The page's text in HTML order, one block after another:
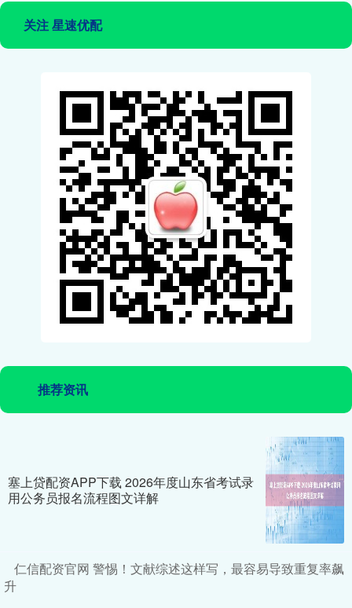
关注 星速优配
推荐资讯
塞上贷配资APP下载 2026年度山东省考试录
用公务员报名流程图文详解
仁信配资官网 警惕！文献综述这样写，最容易导致重复率飙
升